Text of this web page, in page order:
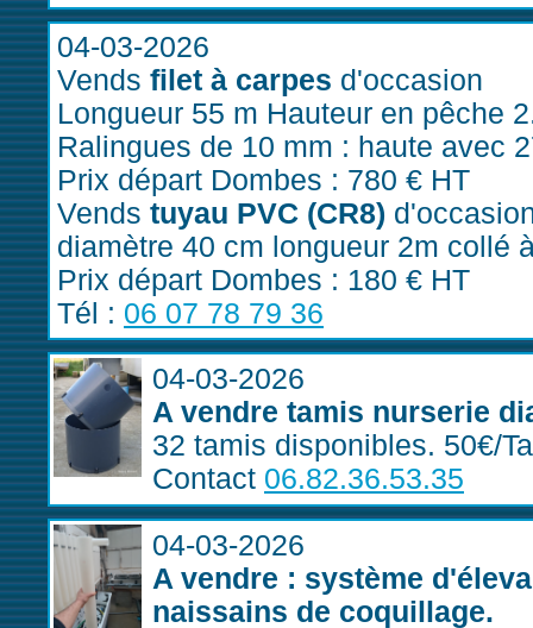
04-03-2026
Vends filet à carpes d'occasion
Longueur 55 m Hauteur en pêche
Ralingues de 10 mm : haute avec
Prix départ Dombes : 780 € HT
Vends tuyau PVC (CR8)
diamètre 40 cm longueur 2m collé
Prix départ Dombes : 180 € HT
Tél : 06 07 78 79 36
04-03-2026
A vendre tamis nurserie
32 tamis disponibles. 50€/
Contact 06.82.36.53.35
04-03-2026
A vendre : système
naissains de coquillage.